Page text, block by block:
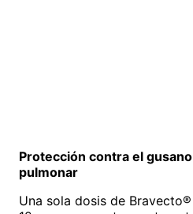
Protección contra el
pulmonar
Una sola dosis de